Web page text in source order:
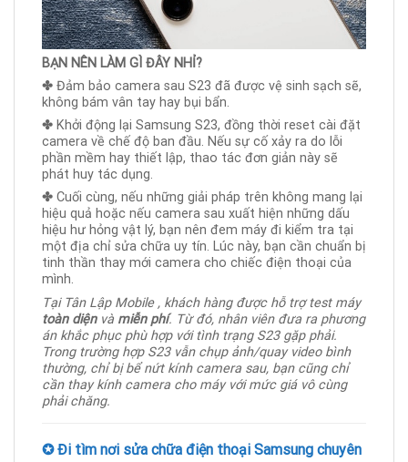
BẠN NÊN LÀM GÌ ĐÂY NHỈ?
✤ Đảm bảo camera sau S23 đã được vệ sinh sạch sẽ,
không bám vân tay hay bụi bẩn.
✤ Khởi động lại Samsung S23, đồng thời reset cài đặt
camera về chế độ ban đầu. Nếu sự cố xảy ra do lỗi
phần mềm hay thiết lập, thao tác đơn giản này sẽ
phát huy tác dụng.
✤ Cuối cùng, nếu những giải pháp trên không mang lại
hiệu quả hoặc nếu camera sau xuất hiện những dấu
hiệu hư hỏng vật lý, bạn nên đem máy đi kiểm tra tại
một địa chỉ sửa chữa uy tín. Lúc này, bạn cần chuẩn bị
tinh thần thay mới camera cho chiếc điện thoại của
mình.
Tại Tân Lập Mobile , khách hàng được hỗ trợ test máy
toàn diệnvà miễn phí. Từ đó, nhân viên đưa ra phương
án khắc phục phù hợp với tình trạng S23 gặp phải.
Trong trường hợp S23 vẫn chụp ảnh/quay video bình
thường, chỉ bị bể nứt kính camera sau, bạn cũng chỉ
cần thay kính camera cho máy với mức giá vô cùng
phải chăng.
✪ Đi tìm nơi sửa chữa điện thoại Samsung chuyên